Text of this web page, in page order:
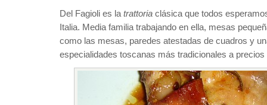
Del Fagioli es la trattoria clásica que todos
Italia. Media familia trabajando en ella, mesas
como las mesas, paredes atestadas de cuadros y
especialidades toscanas más tradicionales a